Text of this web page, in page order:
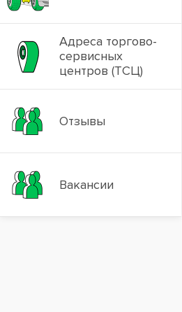
Адреса торгово-
сервисных
центров (ТСЦ)
Отзывы
Вакансии